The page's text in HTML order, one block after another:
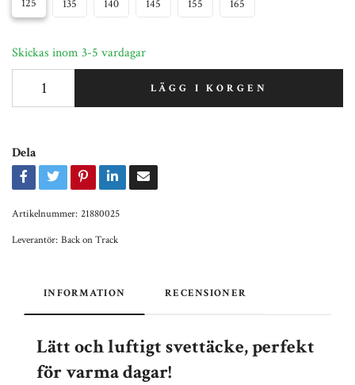
125 135 140 145 155 165
Skickas inom 3-5 vardagar
LÄGG I KORGEN
Dela
Artikelnummer: 21880025
Leverantör: Back on Track
INFORMATION RECENSIONER
Lätt och luftigt svettäcke, perfekt
för varma dagar!